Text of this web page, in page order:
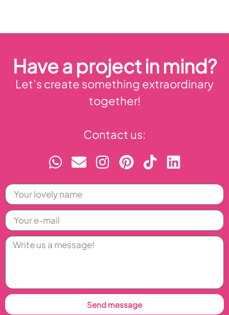
Have a project in mind?
Let’s create something extraordinary
together!
Contact us:
Send message